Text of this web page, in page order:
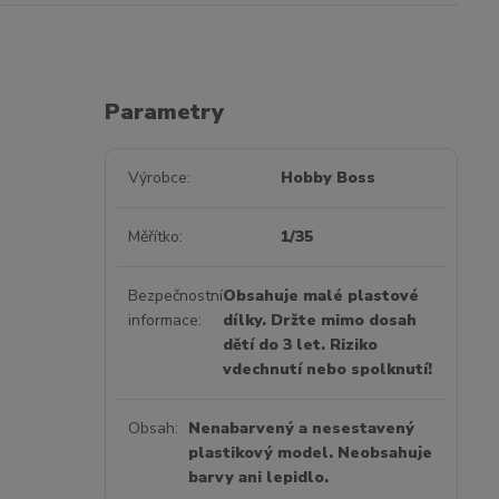
Parametry
Výrobce Hobby Boss
Měřítko 1/35
Bezpečnostní
informace
Obsahuje malé plastové
dílky. Držte mimo dosah
dětí do 3 let. Riziko
vdechnutí nebo spolknutí!
Obsah
Nenabarvený a nesestavený
plastikový model. Neobsahuje
barvy ani lepidlo.